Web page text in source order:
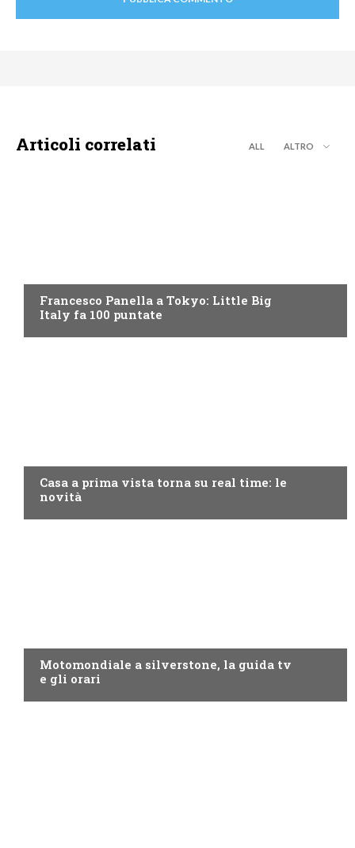
Articoli correlati ALL ALTRO
Francesco Panella a Tokyo: Little Big
Italy fa 100 puntate
Casa a prima vista torna su real time: le
novità
Motomondiale a silverstone, la guida tv
e gli orari